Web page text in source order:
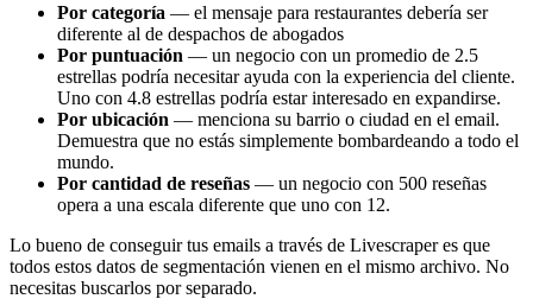
Por categoría — el mensaje para restaurantes debería ser
diferente al de despachos de abogados
Por puntuación — un negocio con un promedio de 2.5
estrellas podría necesitar ayuda con la experiencia del cliente.
Uno con 4.8 estrellas podría estar interesado en expandirse.
Por ubicación — menciona su barrio o ciudad en el email.
Demuestra que no estás simplemente bombardeando a todo el
mundo.
Por cantidad de reseñas — un negocio con 500 reseñas
opera a una escala diferente que uno con 12.
Lo bueno de conseguir tus emails a través de Livescraper es que
todos estos datos de segmentación vienen en el mismo archivo. No
necesitas buscarlos por separado.